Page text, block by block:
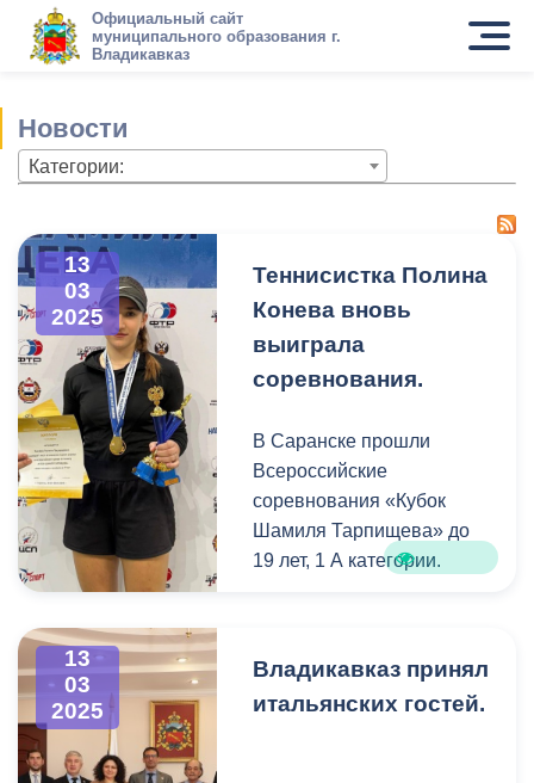
Официальный сайт
муниципального образования г.
Владикавказ
Новости
Категории:
13
03
2025
Теннисистка Полина
Конева вновь
выиграла
соревнования.
В Саранске прошли
Всероссийские
соревнования «Кубок
Шамиля Тарпищева» до
19 лет, 1 А категории.
13
03
2025
Владикавказ принял
итальянских гостей.